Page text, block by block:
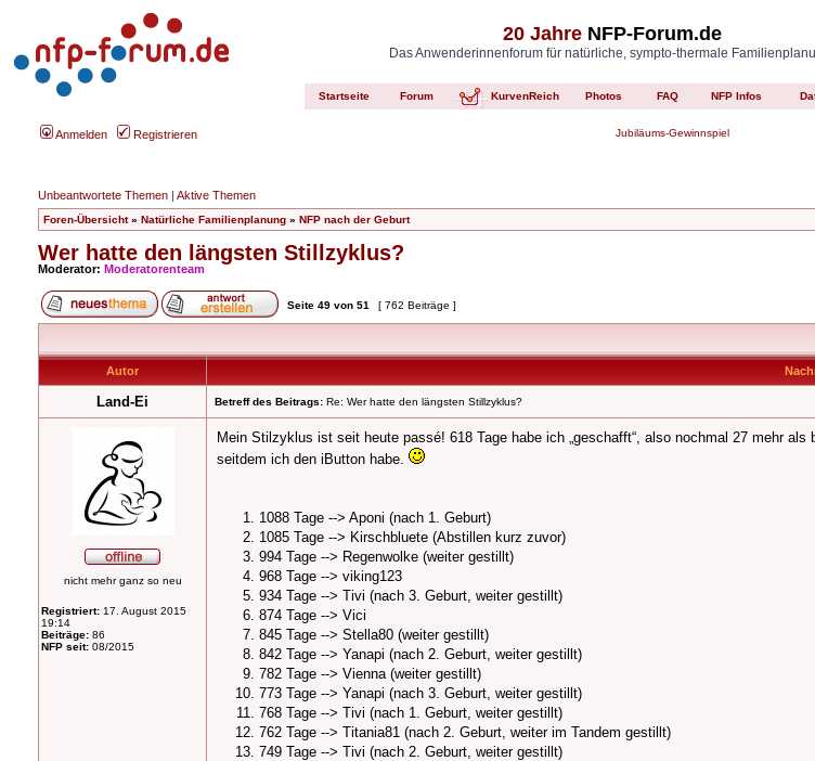
20 JahreNFP-Forum.de
Das Anwenderinnenforum für natürliche, sympto-thermale
Startseite Forum KurvenReich Photos FAQ NFP Infos
Anmelden Registrieren Jubiläums-Gewinnspiel
Unbeantwortete Themen | Aktive Themen
Foren-Übersicht» Natürliche Familienplanung » NFP nach der Geburt
Wer hatte den längsten Stillzyklus?
Moderator: Moderatorenteam
Seite 49 von 51 [ 762 Beiträge ]
Autor
Land-Ei Betreff des Beitrags: Re: Wer hatte den längsten Stillzyklus?
nicht mehr ganz so neu
Registriert: 17. August 2015
19:14
Beiträge: 86
NFP seit: 08/2015
Mein Stilzyklus ist seit heute passé! 618 Tage habe ich „geschafft“, also nochmal 27 mehr
seitdem ich den iButton habe.
1088 Tage --> Aponi (nach 1. Geburt)
1085 Tage --> Kirschbluete (Abstillen kurz zuvor)
994 Tage --> Regenwolke (weiter gestillt)
968 Tage --> viking123
934 Tage --> Tivi (nach 3. Geburt, weiter gestillt)
874 Tage --> Vici
845 Tage --> Stella80 (weiter gestillt)
842 Tage --> Yanapi (nach 2. Geburt, weiter gestillt)
782 Tage --> Vienna (weiter gestillt)
773 Tage --> Yanapi (nach 3. Geburt, weiter gestillt)
768 Tage --> Tivi (nach 1. Geburt, weiter gestillt)
762 Tage --> Titania81 (nach 2. Geburt, weiter im Tandem gestillt)
749 Tage --> Tivi (nach 2. Geburt, weiter gestillt)